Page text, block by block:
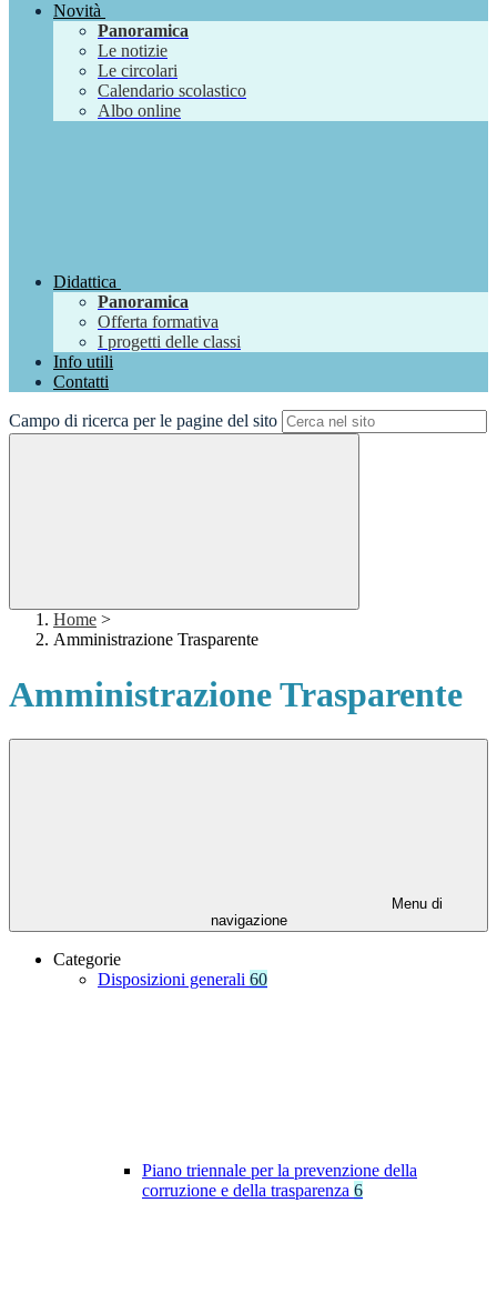
Novità
Panoramica
Le notizie
Le circolari
Calendario scolastico
Albo online
Didattica
Panoramica
Offerta formativa
I progetti delle classi
Info utili
Contatti
Campo di ricerca per le pagine del sito
Home >
Amministrazione Trasparente
Amministrazione Trasparente
Menu di
navigazione
Categorie
Disposizioni generali 60
Piano triennale per la prevenzione della
corruzione e della trasparenza 6